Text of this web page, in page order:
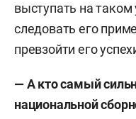
выступать на
следовать его
превзойти его
— А кто самый
национальной